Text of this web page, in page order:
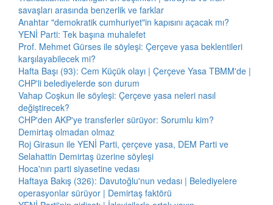
savaşları arasında benzerlik ve farklar
Anahtar "demokratik cumhuriyet"in kapısını açacak mı?
YENİ Parti: Tek başına muhalefet
Prof. Mehmet Gürses ile söyleşi: Çerçeve yasa beklentileri
karşılayabilecek mi?
Hafta Başı (93): Cem Küçük olayı | Çerçeve Yasa TBMM'de |
CHP'li belediyelerde son durum
Vahap Coşkun ile söyleşi: Çerçeve yasa neleri nasıl
değiştirecek?
CHP'den AKP'ye transferler sürüyor: Sorumlu kim?
Demirtaş olmadan olmaz
Roj Girasun ile YENİ Parti, çerçeve yasa, DEM Parti ve
Selahattin Demirtaş üzerine söyleşi
Hoca'nın parti siyasetine vedası
Haftaya Bakış (326): Davutoğlu'nun vedası | Belediyelere
operasyonlar sürüyor | Demirtaş faktörü